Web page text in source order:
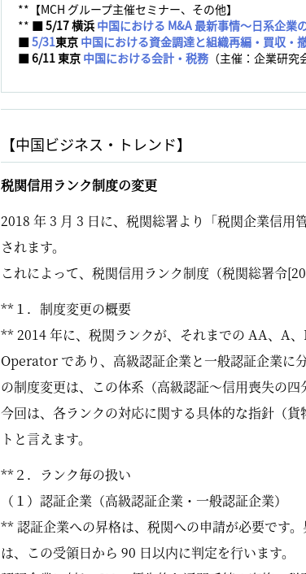
**【MCH グループ主催セミナー、その他】
** ■ 5/17 横浜 中国における M&A 最新事情～日系企業
■5/31東京 中国における資金調達と組織再編・買収・
■ 6/11 東京 中国における会計・税務 （主催：企業研究
【中国ビジネス・トレンド】
税関信用ランク制度の変更
2018 年 3 月 3 日に、税関総署より「税関企業信
されます。
これによって、税関信用ランク制度（税関総署令
**１．制度変更の概要
** 2014 年に、税関ランクが、それまでの AA、A
Operator であり、高級認証企業と一般認証企業に
の制度変更は、この体系（高級認証～信用喪失の四
今回は、各ランクの対応に関する具体的な指針（
トと言えます。
**２．ランク毎の扱い
（１）認証企業（高級認証企業・一般認証企業）
** 認証企業への昇格は、税関への申請が必要です
は、この受領日から 90 日以内に判定を行います。